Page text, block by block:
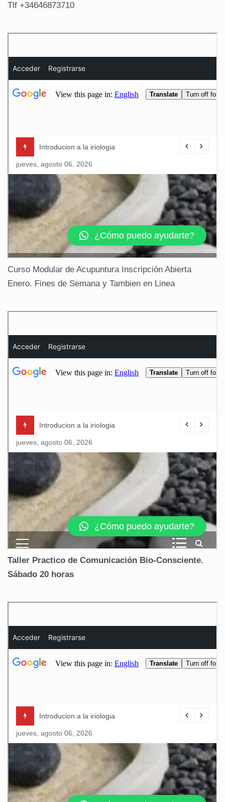
Tlf +34646873710
Curso Modular de Acupuntura Inscripción Abierta
Enero. Fines de Semana y Tambien en Linea
Taller Practico de Comunicación Bio-Consciente.
Sábado 20 horas